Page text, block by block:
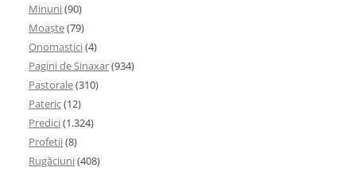
Minuni(90)
Moaşte(79)
Onomastici(4)
Pagini de Sinaxar(934)
Pastorale(310)
Pateric(12)
Predici(1.324)
Profetii(8)
Rugăciuni(408)